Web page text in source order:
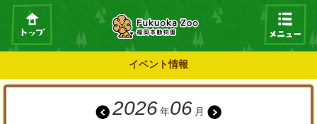
イベント情報
2026 年06 月